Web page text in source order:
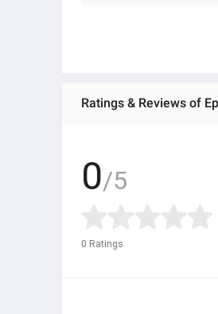
Ratings & Reviews of
0/5
0 Ratings